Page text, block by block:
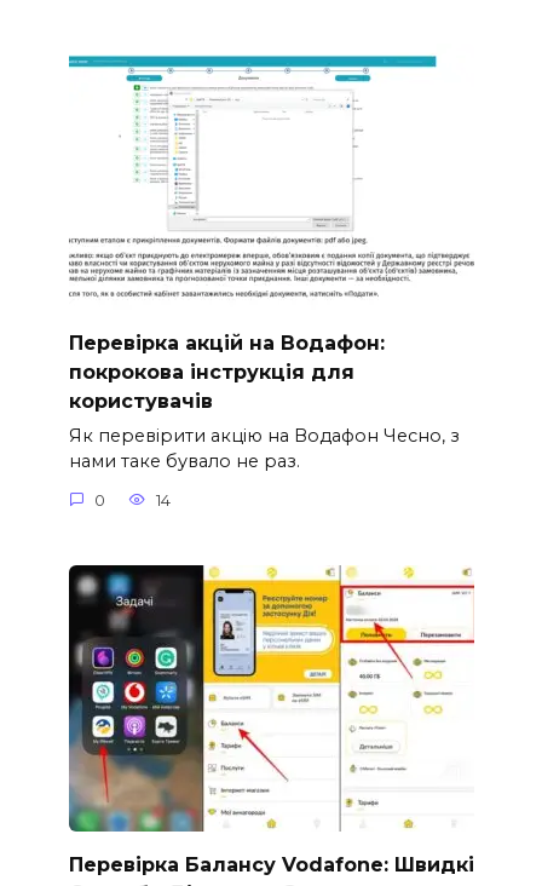
Перевірка акцій на Водафон:
покрокова інструкція для
користувачів
Як перевірити акцію на Водафон Чесно, з
нами таке бувало не раз.
0 14
Перевірка Балансу Vodafone: Швидкі